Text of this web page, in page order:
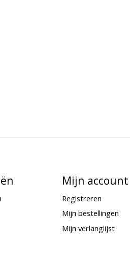
Mijn account
Registreren
Mijn bestellingen
Mijn verlanglijst